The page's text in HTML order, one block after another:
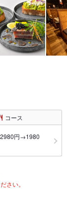
コース
2980円→1980
さい。